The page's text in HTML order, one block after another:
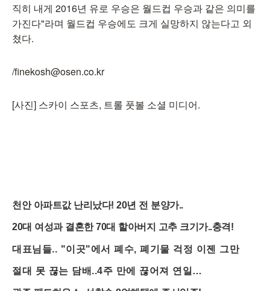
직히 내게 2016년 유로 우승은 월드컵 우승과 같은 의미를
가진다"라며 월드컵 우승에도 크게 실망하지 않는다고 외
쳤다.
/finekosh@osen.co.kr
[사진] 스카이 스포츠, 트롤 풋볼 소셜 미디어.